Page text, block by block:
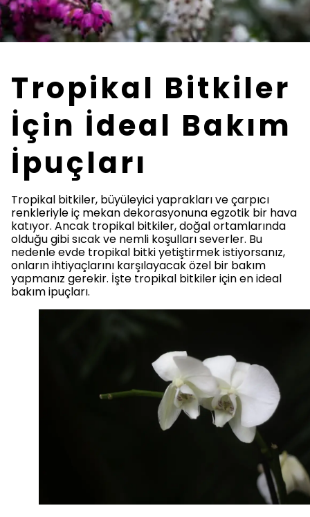
Tropikal Bitkiler
İçin İdeal Bakım
İpuçları
Tropikal bitkiler, büyüleyici yaprakları ve çarpıcı
renkleriyle iç mekan dekorasyonuna egzotik bir hava
katıyor. Ancak tropikal bitkiler, doğal ortamlarında
olduğu gibi sıcak ve nemli koşulları severler. Bu
nedenle evde tropikal bitki yetiştirmek istiyorsanız,
onların ihtiyaçlarını karşılayacak özel bir bakım
yapmanız gerekir. İşte tropikal bitkiler için en ideal
bakım ipuçları.